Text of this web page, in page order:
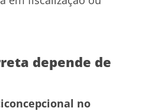
depende de
no